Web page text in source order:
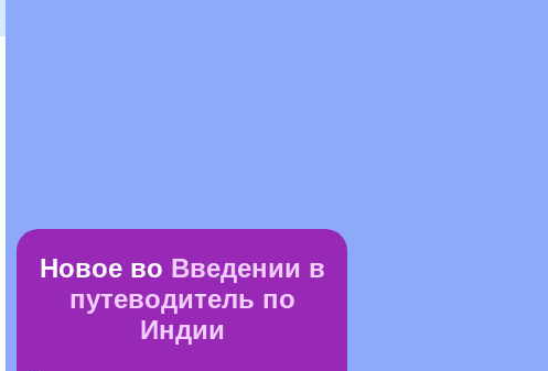
Новое во Введении в
путеводитель по
Индии